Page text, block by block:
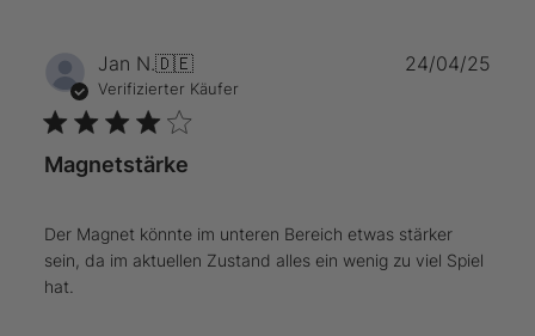
Jan N.🇩🇪
Verifizierter Käufer
Magnetstärke
Der Magnet könnte im unteren Bereich etwas stärker
sein, da im aktuellen Zustand alles ein wenig zu viel Spiel
hat.
24/04/25